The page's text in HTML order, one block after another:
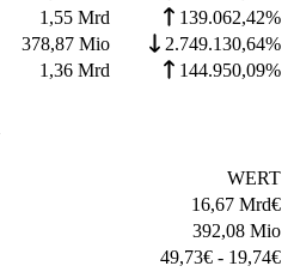
1,55 Mrd
139.062,42%
378,87 Mio
2.749.130,64%
1,36 Mrd 144.950,09%
WERT
16,67 Mrd€
392,08 Mio
49,73€ - 19,74€